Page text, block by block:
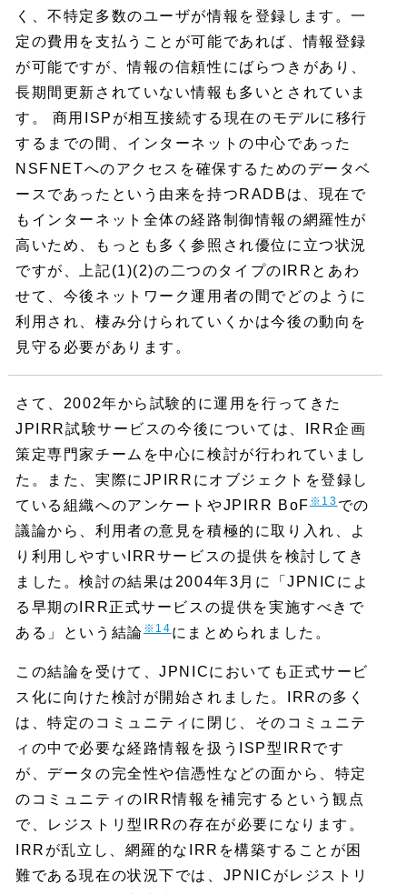
く、不特定多数のユーザが情報を登録します。一
定の費用を支払うことが可能であれば、情報登録
が可能ですが、情報の信頼性にばらつきがあり、
長期間更新されていない情報も多いとされていま
す。 商用ISPが相互接続する現在のモデルに移行
するまでの間、インターネットの中心であった
NSFNETへのアクセスを確保するためのデータベ
ースであったという由来を持つRADBは、現在で
もインターネット全体の経路制御情報の網羅性が
高いため、もっとも多く参照され優位に立つ状況
ですが、上記(1)(2)の二つのタイプのIRRとあわ
せて、今後ネットワーク運用者の間でどのように
利用され、棲み分けられていくかは今後の動向を
見守る必要があります。
さて、2002年から試験的に運用を行ってきた
JPIRR試験サービスの今後については、IRR企画
策定専門家チームを中心に検討が行われていまし
た。また、実際にJPIRRにオブジェクトを登録し
ている組織へのアンケートやJPIRR BoF※13での
議論から、利用者の意見を積極的に取り入れ、よ
り利用しやすいIRRサービスの提供を検討してき
ました。検討の結果は2004年3月に「JPNICによ
る早期のIRR正式サービスの提供を実施すべきで
ある」という結論※14にまとめられました。
この結論を受けて、JPNICにおいても正式サービ
ス化に向けた検討が開始されました。IRRの多く
は、特定のコミュニティに閉じ、そのコミュニテ
ィの中で必要な経路情報を扱うISP型IRRです
が、データの完全性や信憑性などの面から、特定
のコミュニティのIRR情報を補完するという観点
で、レジストリ型IRRの存在が必要になります。
IRRが乱立し、網羅的なIRRを構築することが困
難である現在の状況下では、JPNICがレジストリ